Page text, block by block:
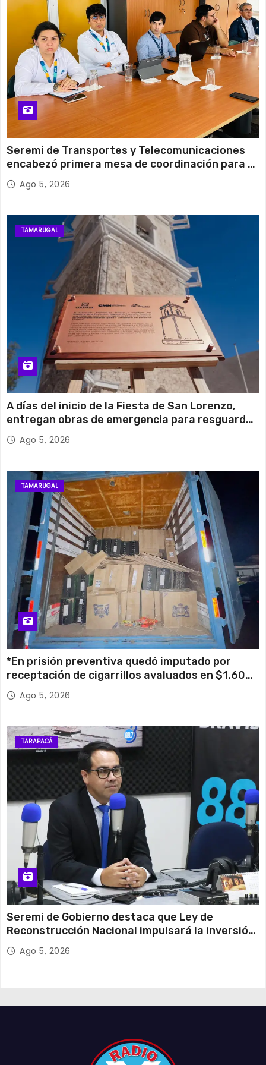
Miércoles
Seremi de Transportes y Telecomunicaciones
encabezó primera mesa de coordinación para el
retiro de cables en desuso en Iquique
Ago 5, 2026
TAMARUGAL
A días del inicio de la Fiesta de San Lorenzo,
entregan obras de emergencia para resguardar
su histórico campanario
Ago 5, 2026
TAMARUGAL
*En prisión preventiva quedó imputado por
receptación de cigarrillos avaluados en $1.600
millones*
Ago 5, 2026
TARAPACÁ
Seremi de Gobierno destaca que Ley de
Reconstrucción Nacional impulsará la inversión
y el empleo en Tarapacá
Ago 5, 2026